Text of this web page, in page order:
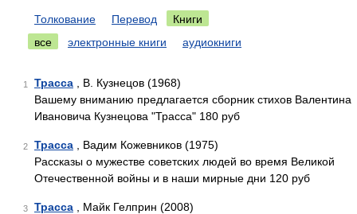
Толкование Перевод
Книги
все
электронные книги аудиокниги
1 Трасса , В. Кузнецов (1968)
Вашему вниманию предлагается сборник стихов Валентина
Ивановича Кузнецова "Трасса" 180 руб
2 Трасса , Вадим Кожевников (1975)
Рассказы о мужестве советских людей во время Великой
Отечественной войны и в наши мирные дни 120 руб
3 Трасса , Майк Гелприн (2008)